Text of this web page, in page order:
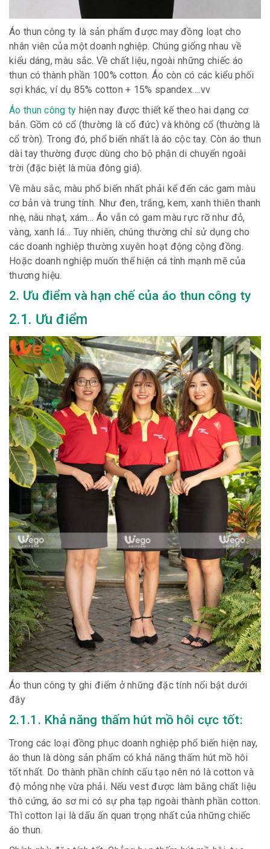
Áo thun công ty là sản phẩm được may đồng loạt cho
nhân viên của một doanh nghiệp. Chúng giống nhau về
kiểu dáng, màu sắc. Về chất liệu, ngoài những chiếc áo
thun có thành phần 100% cotton. Áo còn có các kiểu phối
sợi khác, ví dụ 85% cotton + 15% spandex….vv
Áo thun công ty hiện nay được thiết kế theo hai dạng cơ
bản. Gồm có cổ (thường là cổ đức) và không cổ (thường là
cổ tròn). Trong đó, phổ biến nhất là áo cộc tay. Còn áo thun
dài tay thường được dùng cho bộ phận di chuyển ngoài
trời (đặc biệt là mùa đông giá).
Về màu sắc, màu phổ biến nhất phải kể đến các gam màu
cơ bản và trung tính. Như đen, trắng, kem, xanh thiên thanh
nhẹ, nâu nhạt, xám… Áo vẫn có gam màu rực rỡ như đỏ,
vàng, xanh lá… Tuy nhiên, chúng thường chỉ sử dụng cho
các doanh nghiệp thường xuyên hoạt động cộng đồng.
Hoặc doanh nghiệp muốn thể hiện cá tính mạnh mẽ của
thương hiệu.
2. Ưu điểm và hạn chế của áo thun công ty
2.1. Ưu điểm
Áo thun công ty ghi điểm ở những đặc tính nổi bật dưới
đây
2.1.1. Khả năng thấm hút mồ hôi cực tốt:
Trong các loại đồng phục doanh nghiệp phổ biến hiện nay,
áo thun là dòng sản phẩm có khả năng thấm hút mồ hôi
tốt nhất. Do thành phần chính cấu tạo nên nó là cotton và
độ mỏng nhẹ vừa phải. Nếu vest được làm bằng chất liệu
thô cứng, áo sơ mi có sự pha tạp ngoài thành phần cotton.
Thì cotton lại là dấu ấn quan trọng nhất của những chiếc
áo thun.